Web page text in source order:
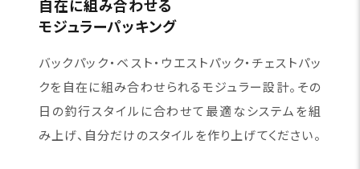
自在に組み合わせる
モジュラーパッキング
バックパック・ベスト・ウエストパック・チェストパッ
クを自在に組み合わせられるモジュラー設計。その
日の釣行スタイルに合わせて最適なシステムを組
み上げ、自分だけのスタイルを作り上げてください。